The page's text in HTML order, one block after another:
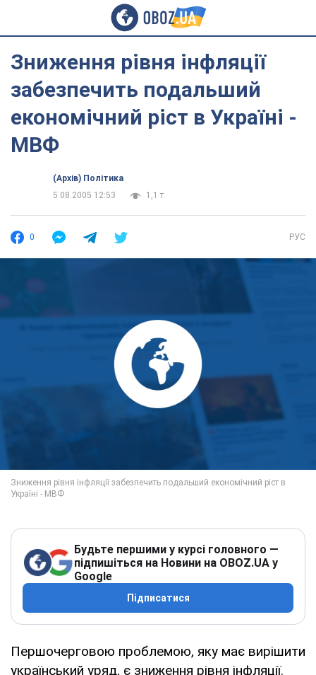
Зниження рівня інфляції
забезпечить подальший
економічний ріст в Україні -
МВФ
(Архів) Політика
5.08.2005 12:53
1,1 т.
0 РУС
Будьте першими у курсі головного —
підпишіться на Новини на OBOZ.UA у
Google
Підписатися
Першочерговою проблемою, яку має вирішити
український уряд, є зниження рівня інфляції.